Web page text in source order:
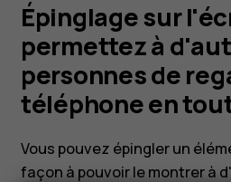
regarder
votre
téléphone
Épinglage sur
permettez à
personnes de
téléphone en
Vous pouvez épingler un
façon à pouvoir le montrer à